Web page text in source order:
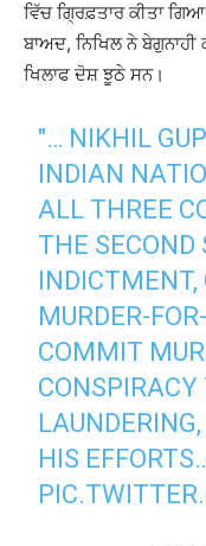
ਵਿੱਚ ਗ੍ਰਿਫ਼ਤਾਰ ਕੀਤਾ
ਬਾਅਦ, ਨਿਖਿਲ ਨੇ
ਖਿਲਾਫ ਦੋਸ਼ ਝੂਠੇ ਸਨ।
"… NIKHIL
INDIAN
ALL THREE
THE SECOND
MURDER-
COMMIT
HIS